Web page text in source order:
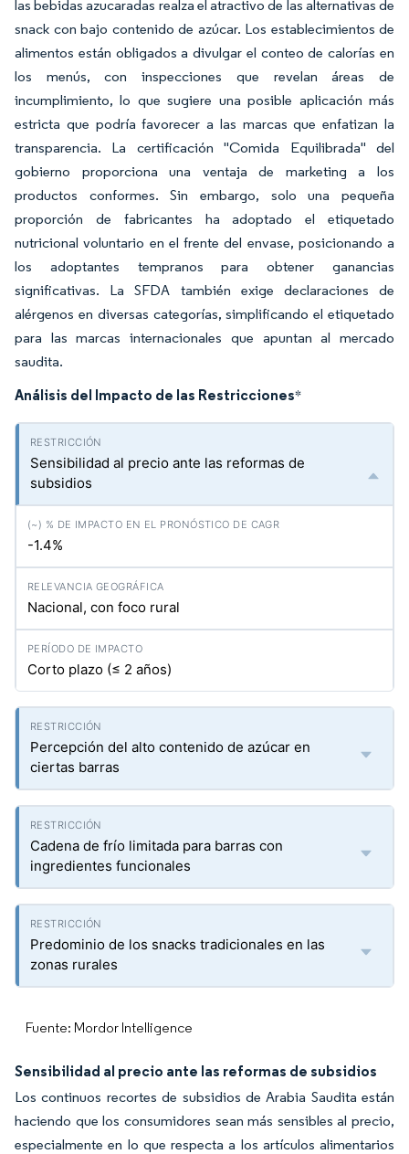
las bebidas azucaradas realza el atractivo de las alternativas de
snack con bajo contenido de azúcar. Los establecimientos de
alimentos están obligados a divulgar el conteo de calorías en
los menús, con inspecciones que revelan áreas de
incumplimiento, lo que sugiere una posible aplicación más
estricta que podría favorecer a las marcas que enfatizan la
transparencia. La certificación "Comida Equilibrada" del
gobierno proporciona una ventaja de marketing a los
productos conformes. Sin embargo, solo una pequeña
proporción de fabricantes ha adoptado el etiquetado
nutricional voluntario en el frente del envase, posicionando a
los adoptantes tempranos para obtener ganancias
significativas. La SFDA también exige declaraciones de
alérgenos en diversas categorías, simplificando el etiquetado
para las marcas internacionales que apuntan al mercado
saudita.
Análisis del Impacto de las Restricciones*
Sensibilidad al precio ante las reformas de
subsidios
-1.4%
Nacional, con foco rural
Corto plazo (≤ 2 años)
Percepción del alto contenido de azúcar en
ciertas barras
Cadena de frío limitada para barras con
ingredientes funcionales
Predominio de los snacks tradicionales en las
zonas rurales
Fuente: Mordor Intelligence
Sensibilidad al precio ante las reformas de subsidios
Los continuos recortes de subsidios de Arabia Saudita están
haciendo que los consumidores sean más sensibles al precio,
especialmente en lo que respecta a los artículos alimentarios